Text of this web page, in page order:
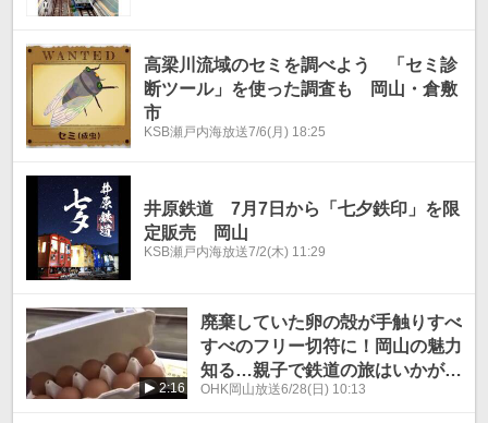
高梁川流域のセミを調べよう 「セミ診
断ツール」を使った調査も 岡山・倉敷
市
KSB瀬戸内海放送7/6(月) 18:25
井原鉄道 7月7日から「七夕鉄印」を限
定販売 岡山
KSB瀬戸内海放送7/2(木) 11:29
2:16
廃棄していた卵の殻が手触りすべ
すべのフリー切符に！岡山の魅力
知る…親子で鉄道の旅はいかが
【エコナビ】
OHK岡山放送6/28(日) 10:13